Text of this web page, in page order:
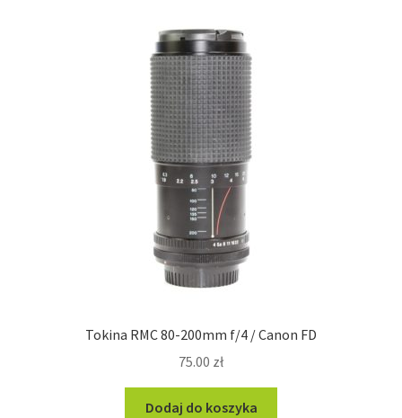
Tokina RMC 80-200mm f/4 / Canon FD
75.00 zł
Dodaj do koszyka